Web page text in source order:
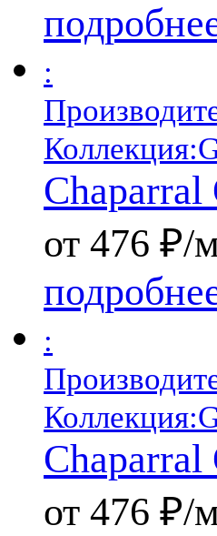
:
Коллекция:
Chaparral
от 476 ₽/
:
Коллекция:
Chaparral
от 476 ₽/